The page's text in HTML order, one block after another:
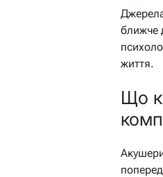
ближче
життя.
Що